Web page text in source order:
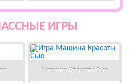
ИГРЫ
Машина Красоты Сью